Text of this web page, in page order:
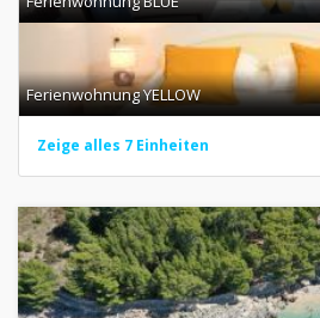
Ferienwohnung YELLOW
Zeige alles 7 Einheiten